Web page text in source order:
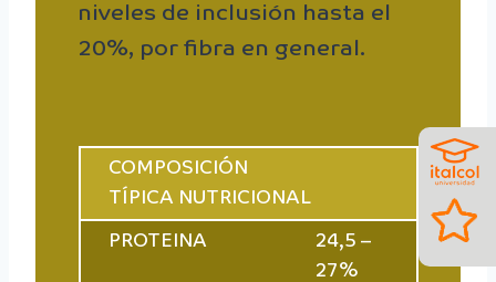
niveles de inclusión hasta el
20%, por fibra en general.
COMPOSICIÓN
TÍPICA NUTRICIONAL
PROTEINA
24,5 –
27%